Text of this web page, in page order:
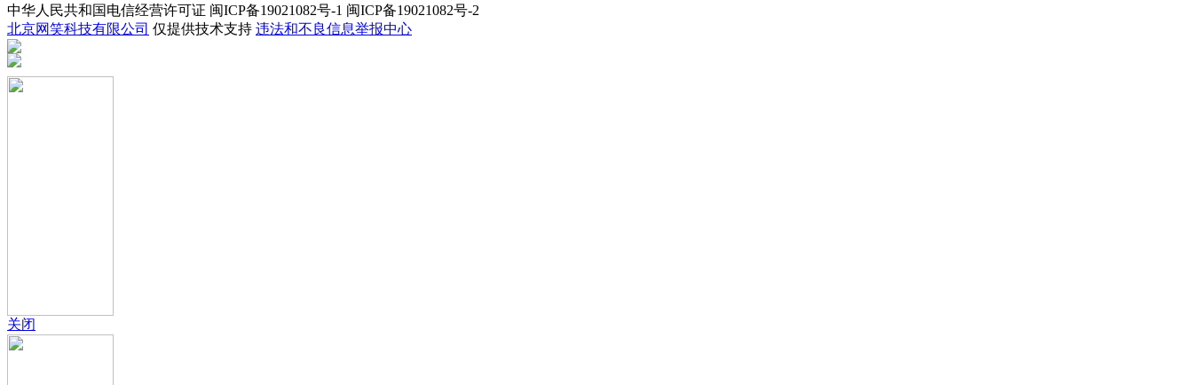
中华人民共和国电信经营许可证 闽ICP备19021082号-1 闽ICP备19021082号-2
北京网笑科技有限公司 仅提供技术支持 违法和不良信息举报中心
关闭